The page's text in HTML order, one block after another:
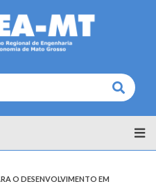
Buscar
O DESENVOLVIMENTO EM